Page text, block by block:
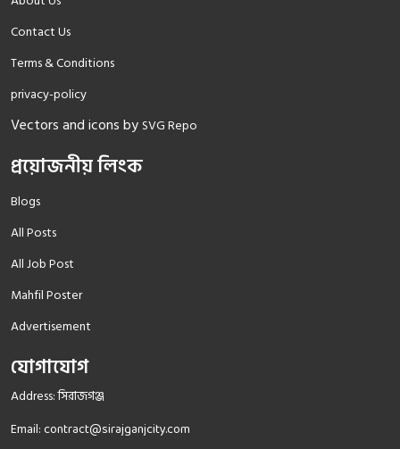
Contact Us
Terms & Conditions
privacy-policy
Vectors and icons by SVG Repo
প্রয়োজনীয় লিংক
Blogs
All Posts
All Job Post
Mahfil Poster
Advertisement
যোগাযোগ
Address: সিরাজগঞ্জ
Email:contract@sirajganjcity.com